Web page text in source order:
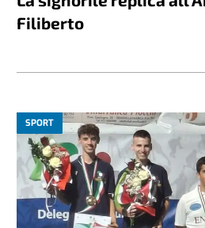
Filiberto
SPORT